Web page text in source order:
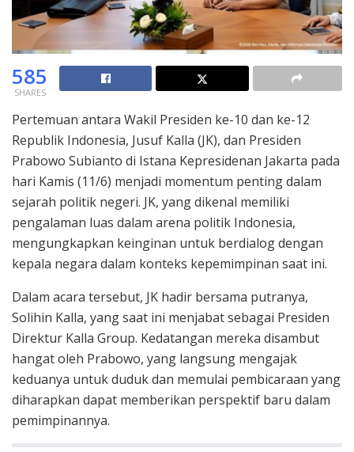
585
SHARES
Pertemuan antara Wakil Presiden ke-10 dan ke-12
Republik Indonesia, Jusuf Kalla (JK), dan Presiden
Prabowo Subianto di Istana Kepresidenan Jakarta pada
hari Kamis (11/6) menjadi momentum penting dalam
sejarah politik negeri. JK, yang dikenal memiliki
pengalaman luas dalam arena politik Indonesia,
mengungkapkan keinginan untuk berdialog dengan
kepala negara dalam konteks kepemimpinan saat ini.
Dalam acara tersebut, JK hadir bersama putranya,
Solihin Kalla, yang saat ini menjabat sebagai Presiden
Direktur Kalla Group. Kedatangan mereka disambut
hangat oleh Prabowo, yang langsung mengajak
keduanya untuk duduk dan memulai pembicaraan yang
diharapkan dapat memberikan perspektif baru dalam
pemimpinannya.